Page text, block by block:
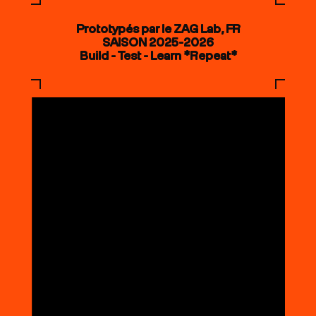
Prototypés par le ZAG Lab, FR
SAISON 2025-2026
Build - Test - Learn *Repeat*